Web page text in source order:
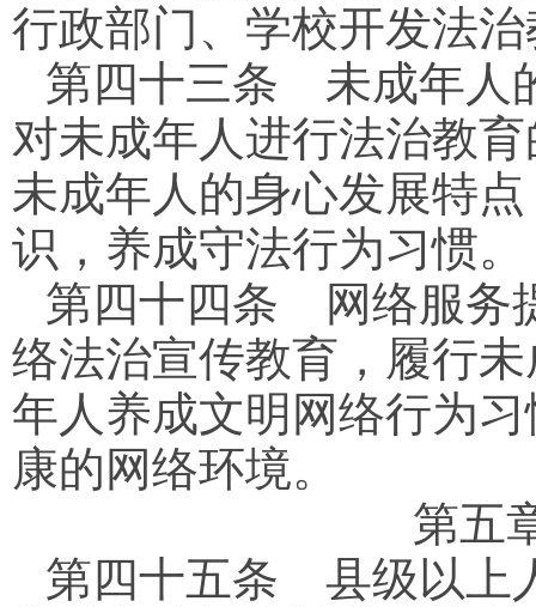
行政部门、学校开发法
第四十三条 未成年人
对未成年人进行法治教
未成年人的身心发展特
识，养成守法行为习惯。
第四十四条 网络服务
络法治宣传教育，履行
年人养成文明网络行为
康的网络环境。
第五
第四十五条 县级以上